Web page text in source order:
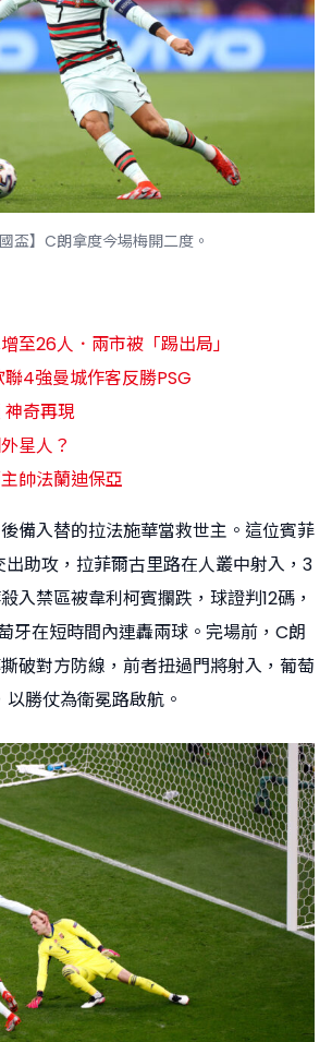
國盃】C朗拿度今場梅開二度。
帥法蘭迪保亞
星人？
奇再現
4強曼城作客反勝PSG
至26人．兩市被「踢出局」
備入替的拉法施華當救世主。這位賓菲
助攻，拉菲爾古里路在人叢中射入，3
入禁區被韋利柯賓攔跌，球證判12碼，
牙在短時間內連轟兩球。完場前，C朗
破對方防線，前者扭過門將射入，葡萄
勝仗為衛冕路啟航。